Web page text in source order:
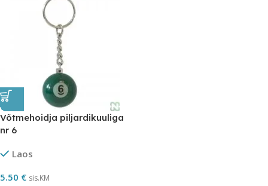
Võtmehoidja piljardikuuliga
nr 6
Laos
5.50 € sis.KM